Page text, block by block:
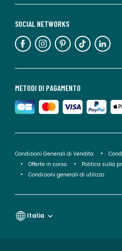
METODI DI PAGAMENTO
SOCIAL NETWORKS
Condizioni Generali di Vendita
Offerte in corso
Politica sulla
Condizioni generali di utilizzo
Italia